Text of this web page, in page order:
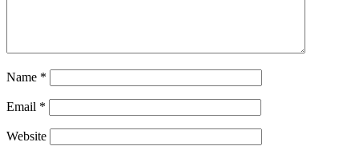
Name *
Email *
Website